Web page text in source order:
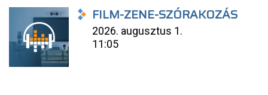
FILM-ZENE-SZÓRAKOZÁS
2026. augusztus 1.
11:05